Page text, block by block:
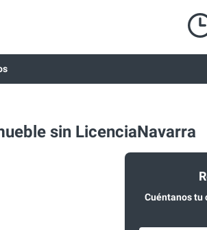
sin LicenciaNavarra
Cuéntanos tu